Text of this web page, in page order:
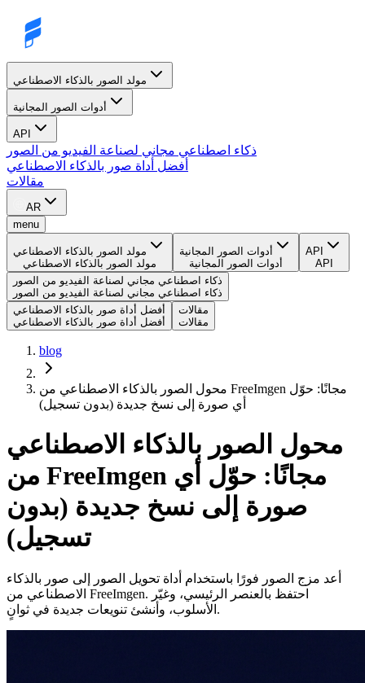
مولد الصور بالذكاء الاصطناعي
أدوات الصور المجانية
API
ذكاء اصطناعي مجاني لصناعة الفيديو من الصور
أفضل أداة صور بالذكاء الاصطناعي
مقالات
AR
menu
مولد الصور بالذكاء الاصطناعي
مولد الصور بالذكاء الاصطناعي
أدوات الصور المجانية
أدوات الصور المجانية
API
API
ذكاء اصطناعي مجاني لصناعة الفيديو من الصور
ذكاء اصطناعي مجاني لصناعة الفيديو من الصور
أفضل أداة صور بالذكاء الاصطناعي
أفضل أداة صور بالذكاء الاصطناعي
مقالات
مقالات
blog
محول الصور بالذكاء الاصطناعي من FreeImgen مجانًا: حوّل
أي صورة إلى نسخ جديدة (بدون تسجيل)
محول الصور بالذكاء الاصطناعي
من FreeImgen مجانًا: حوّل أي
صورة إلى نسخ جديدة (بدون
تسجيل)
أعد مزج الصور فورًا باستخدام أداة تحويل الصور إلى صور بالذكاء
الاصطناعي من FreeImgen. احتفظ بالعنصر الرئيسي، وغيّر
الأسلوب، وأنشئ تنويعات جديدة في ثوانٍ.